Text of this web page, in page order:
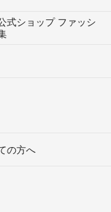
式ショップ ファッシ
の方へ